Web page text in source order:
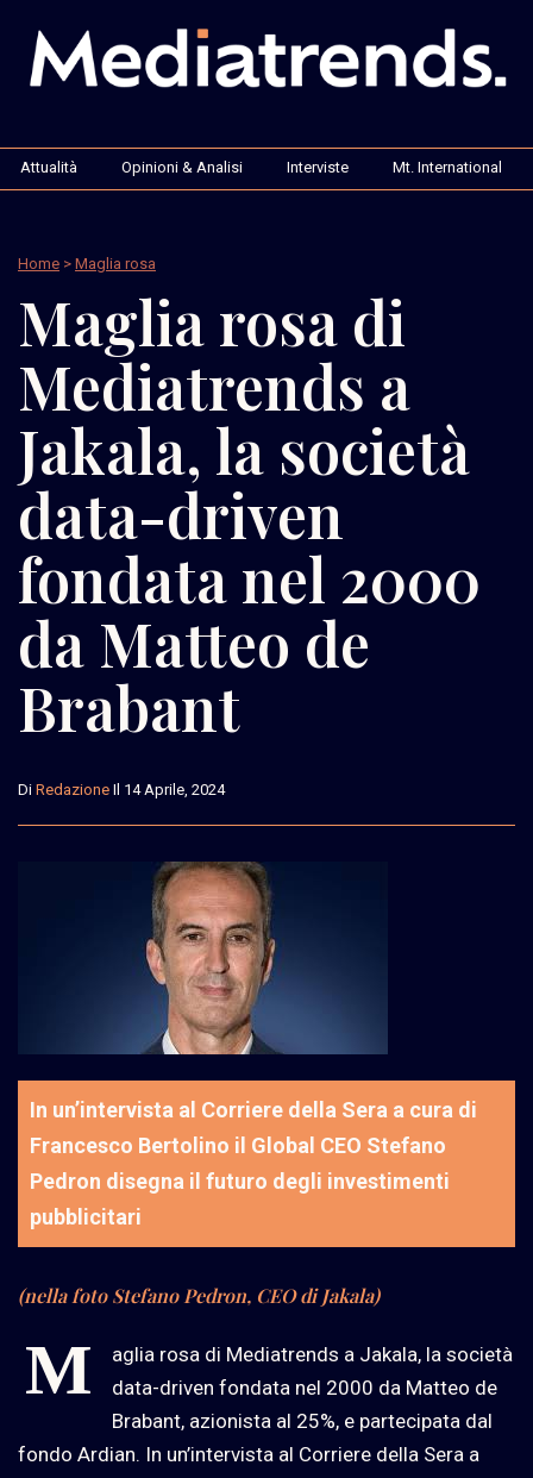
Attualità Opinioni & Analisi Interviste Mt. International
Home > Maglia rosa
Maglia rosa di
Mediatrends a
Jakala, la società
data-driven
fondata nel 2000
da Matteo de
Brabant
Di Redazione Il 14 Aprile, 2024
In un’intervista al Corriere della Sera a cura di
Francesco Bertolino il Global CEO Stefano
Pedron disegna il futuro degli investimenti
pubblicitari
(nella foto Stefano Pedron, CEO di Jakala)
M
aglia rosa di Mediatrends a Jakala, la società
data-driven fondata nel 2000 da Matteo de
Brabant, azionista al 25%, e partecipata dal
fondo Ardian. In un’intervista al Corriere della Sera a